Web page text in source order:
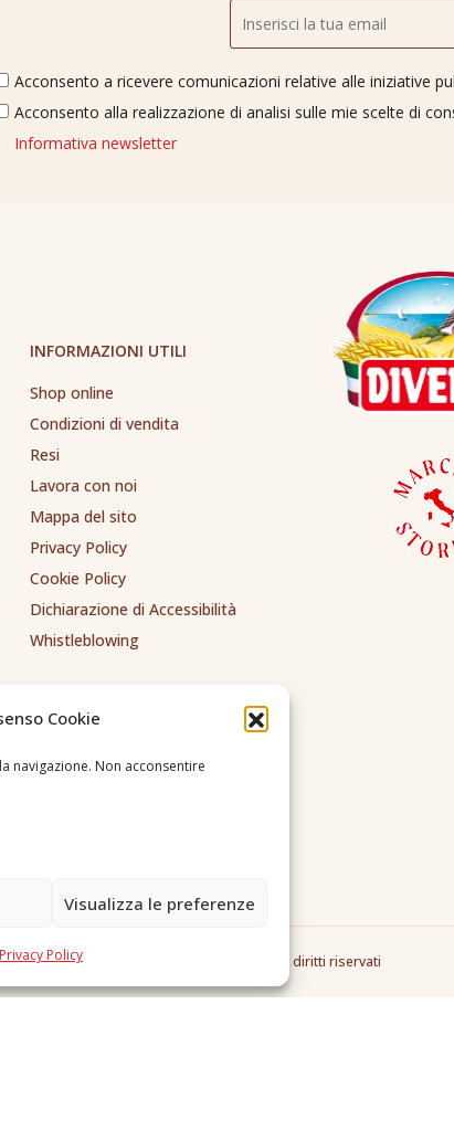
Cookie
navigazione. Non acconsentire
Visualizza le preferenze
Policy
Acconsento a ricevere comunicazioni relative alle iniziative
Acconsento alla realizzazione di analisi sulle mie scelte di
Informativa newsletter
INFORMAZIONI UTILI
Shop online
Condizioni di vendita
Resi
Lavora con noi
Mappa del sito
Privacy Policy
Cookie Policy
Dichiarazione di Accessibilità
Whistleblowing
- REA: 35658 SDI: MZO2A0U - Tutti i diritti riservati